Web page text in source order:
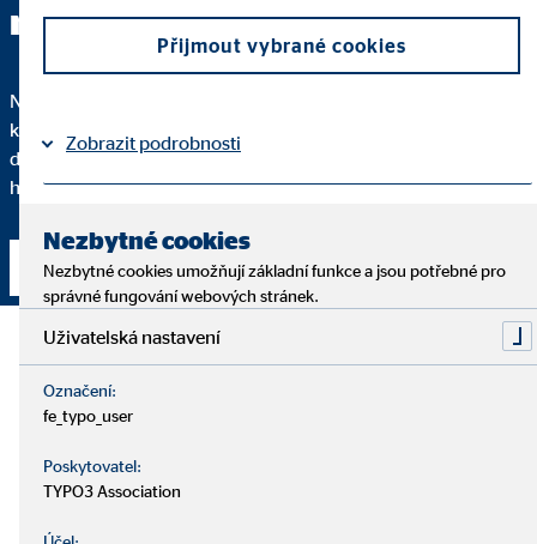
neuslyšíte.
Nejdůležitější na dobrém poradenství je to, že rozumíte
každému kroku. Proto vám podrobně vysvětlím, proč
doporučuji určité finanční řešení a do jaké míry se toto řešení
hodí právě pro vás a vaše individuální potřeby.
Navázat kontakt
Přijmout vybrané cookies
Zobrazit podrobnosti
Nezbytné cookies
Nezbytné cookies umožňují základní funkce a jsou potřebné pro
správné fungování webových stránek.
Uživatelská nastavení
Označení:
fe_typo_user
Poskytovatel:
TYPO3 Association